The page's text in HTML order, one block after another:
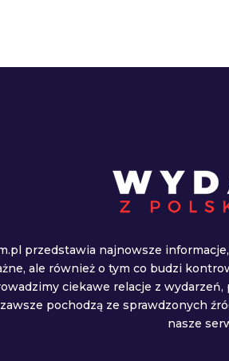
przedstawia najnowsze
ale również o tym co budzi
ciekawe relacje z
pochodzą ze sprawdzonych
nasze